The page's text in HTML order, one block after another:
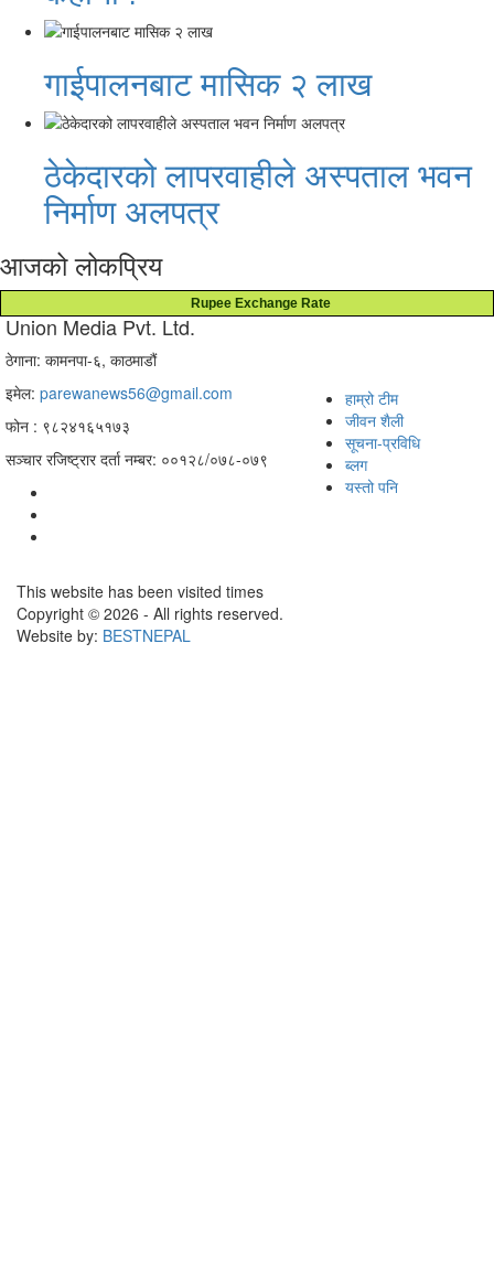
गाईपालनबाट मासिक २ लाख
ठेकेदारको लापरवाहीले अस्पताल भवन
निर्माण अलपत्र
आजको लोकप्रिय
Rupee Exchange Rate
Union Media Pvt. Ltd.
ठेगाना: कामनपा-६, काठमाडौं
इमेल: parewanews56@gmail.com
फोन : ९८२४१६५१७३
सञ्चार रजिष्ट्रार दर्ता नम्बर: ००१२८/०७८-०७९
हाम्रो टीम
जीवन शैली
सूचना-प्रविधि
ब्लग
यस्तो पनि
This website has been visited times
Copyright © 2026 - All rights reserved.
Website by: BESTNEPAL